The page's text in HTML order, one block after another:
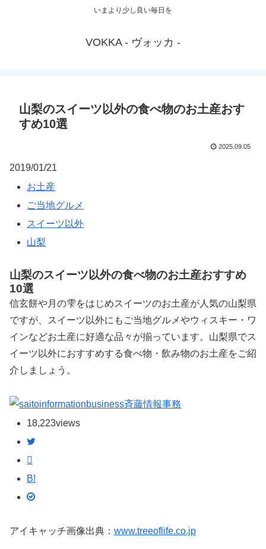
いまより少し良い毎日を
VOKKA - ヴォッカ -
山梨のスイーツ以外の食べ物のお土産おす
すめ10選
2025.09.05
2019/01/21
お土産
ご当地グルメ
スイーツ以外
山梨
山梨のスイーツ以外の食べ物のお土産おすすめ
10選
信玄餅や月の雫をはじめスイーツのお土産が人気の山梨県
ですが、スイーツ以外にもご当地グルメやウィスキー・ワ
インなどお土産に好適な品々が揃っています。山梨県でス
イーツ以外におすすめする食べ物・飲み物のお土産をご紹
介しましょう。
斉藤情報事務
18,223views
B!
アイキャッチ画像出典： www.treeoflife.co.jp